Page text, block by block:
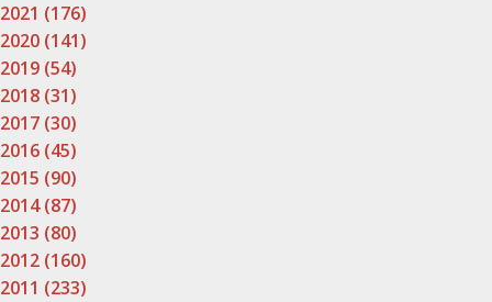
2021 (176)
2020 (141)
2019 (54)
2018 (31)
2017 (30)
2016 (45)
2015 (90)
2014 (87)
2013 (80)
2012 (160)
2011 (233)